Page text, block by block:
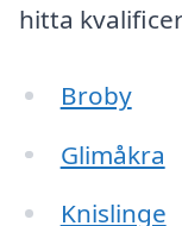
hitta
Broby
Glimåkra
Knislinge